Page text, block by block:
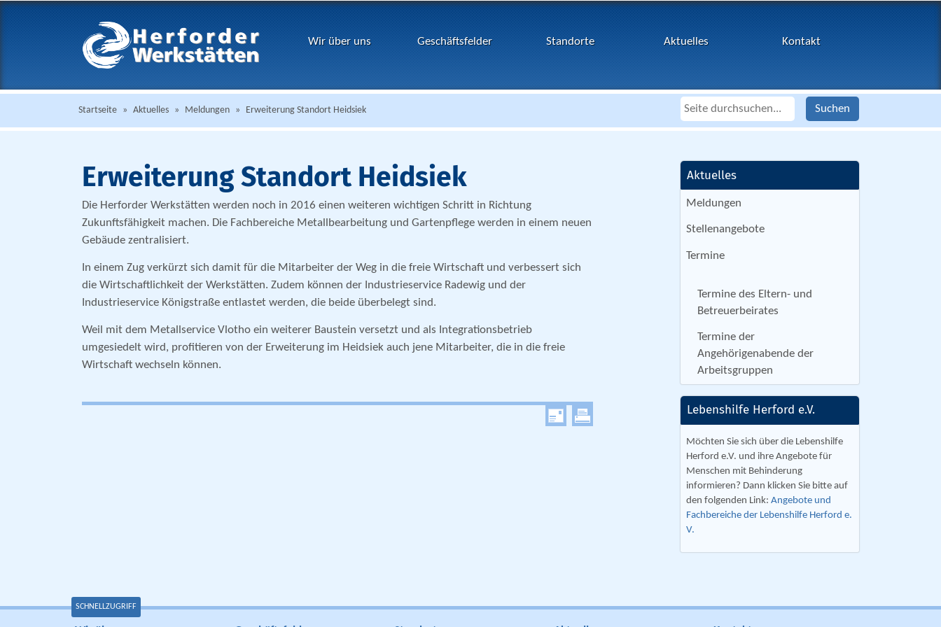
Wir über uns Geschäftsfelder Standorte Aktuelles Kontakt
Startseite » Aktuelles » Meldungen » Erweiterung Standort Heidsiek
Erweiterung Standort Heidsiek
Die Herforder Werkstätten werden noch in 2016 einen weiteren wichtigen Schritt in Richtung
Zukunftsfähigkeit machen. Die Fachbereiche Metallbearbeitung und Gartenpflege werden in einem neuen
Gebäude zentralisiert.
In einem Zug verkürzt sich damit für die Mitarbeiter der Weg in die freie Wirtschaft und verbessert sich
die Wirtschaftlichkeit der Werkstätten. Zudem können der Industrieservice Radewig und der
Industrieservice Königstraße entlastet werden, die beide überbelegt sind.
Weil mit dem Metallservice Vlotho ein weiterer Baustein versetzt und als Integrationsbetrieb
umgesiedelt wird, profitieren von der Erweiterung im Heidsiek auch jene Mitarbeiter, die in die freie
Wirtschaft wechseln können.
Aktuelles
Meldungen
Stellenangebote
Termine
Termine des Eltern- und
Betreuerbeirates
Termine der
Angehörigenabende der
Arbeitsgruppen
Lebenshilfe Herford e.V.
Möchten Sie sich über die Lebenshilfe
Herford e.V. und ihre Angebote für
Menschen mit Behinderung
informieren? Dann klicken Sie bitte auf
den folgenden Link: Angebote und
Fachbereiche der Lebenshilfe Herford e.
V.
SCHNELLZUGRIFF